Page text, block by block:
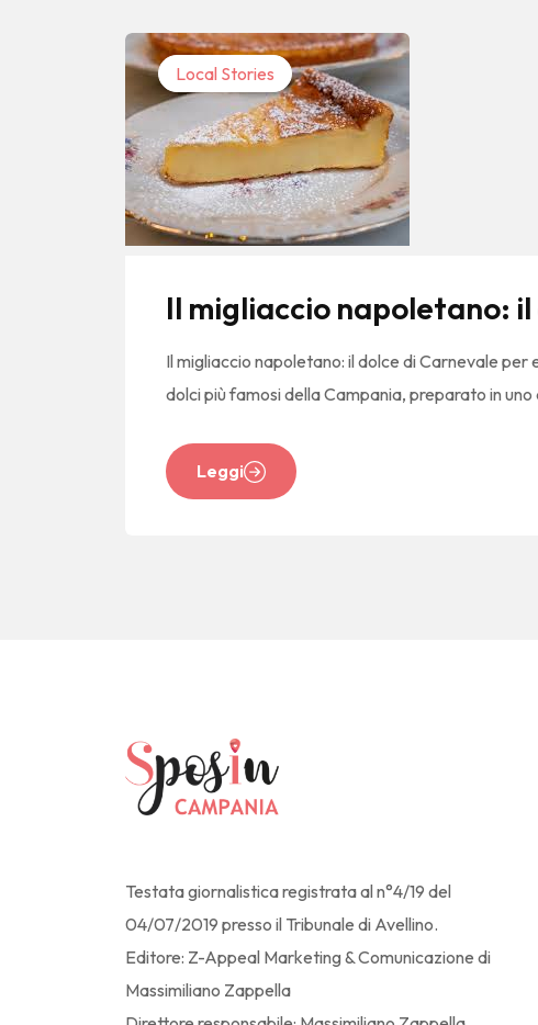
Local Stories
Il migliaccio napoletano:
Il migliaccio napoletano: il dolce di Carnevale
dolci più famosi della Campania, preparato in uno
Leggi
Testata giornalistica registrata al n°4/19 del
04/07/2019 presso il Tribunale di Avellino.
Editore: Z-Appeal Marketing & Comunicazione di
Massimiliano Zappella